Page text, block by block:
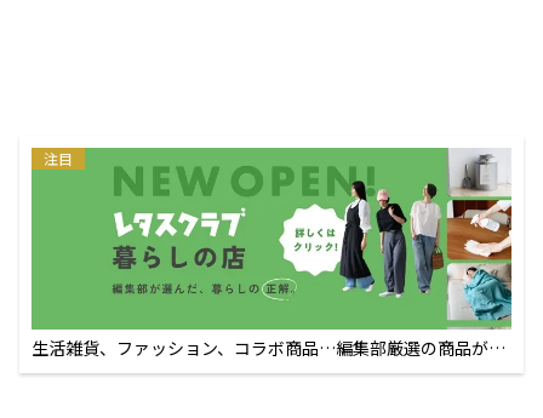
注目
生活雑貨、ファッション、コラボ商品…編集部厳選の商品が買
えるECサイト